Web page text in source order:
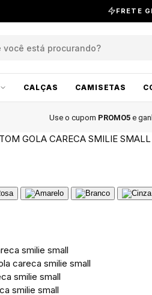
FRETE
CALÇAS CAMISETAS
Use o cupom PROMO5 e
GOLA CARECA SMILIE SMALL